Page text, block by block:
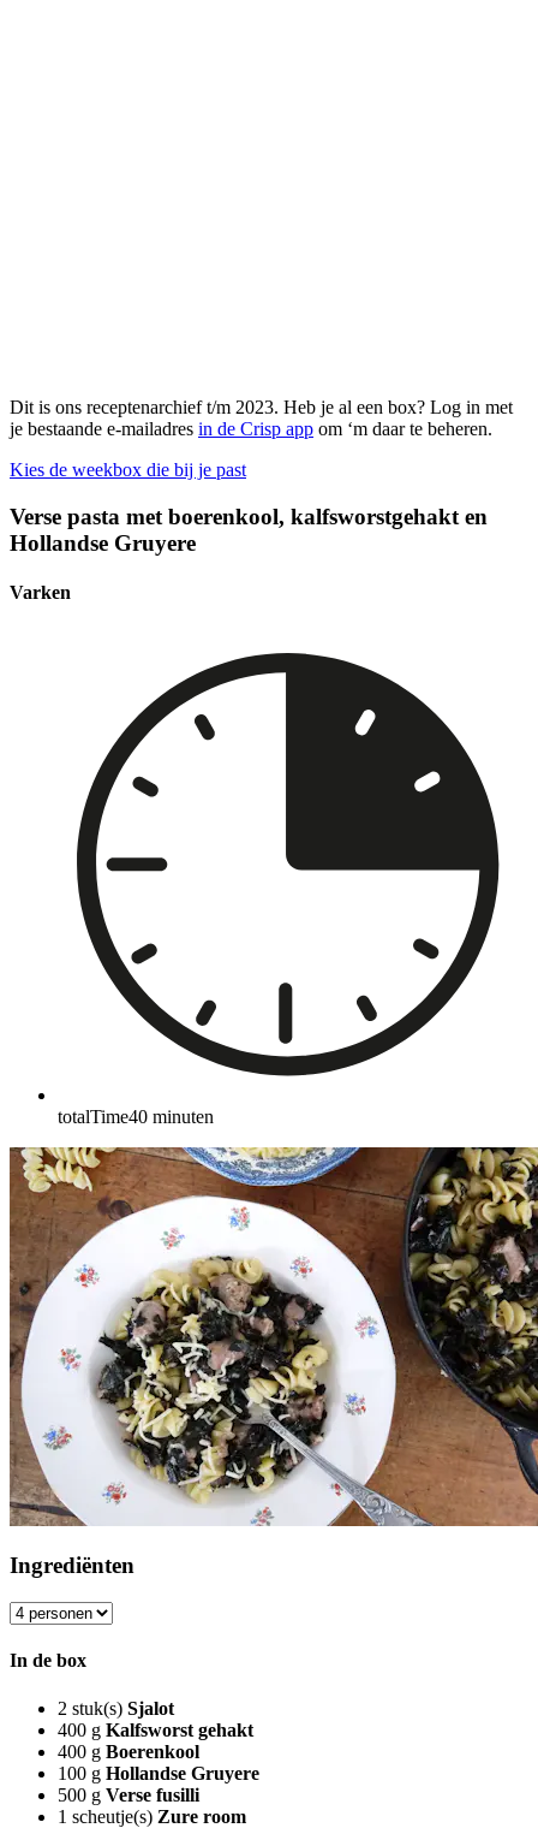
Dit is ons receptenarchief t/m 2023. Heb je al een box? Log in met
je bestaande e-mailadres in de Crisp app om ‘m daar te beheren.
Kies de weekbox die bij je past
Verse pasta met boerenkool, kalfsworstgehakt en
Hollandse Gruyere
Varken
totalTime40 minuten
Ingrediënten
In de box
2 stuk(s) Sjalot
400 g Kalfsworst gehakt
400 g Boerenkool
100 g Hollandse Gruyere
500 g Verse fusilli
1 scheutje(s) Zure room